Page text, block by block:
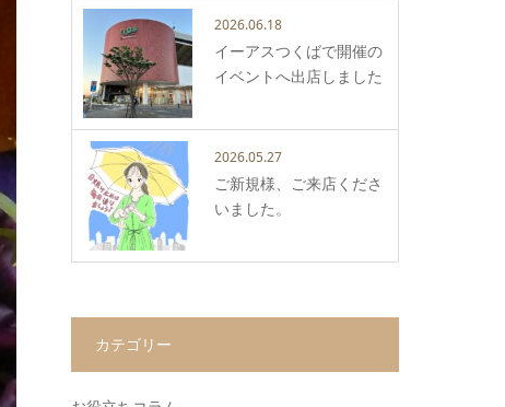
2026.06.18
イーアスつくばで開催の
イベントへ出店しました
2026.05.27
ご新規様、ご来店くださ
いました。
カテゴリー